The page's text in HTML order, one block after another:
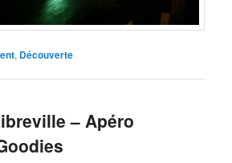
, Découverte
– Apéro